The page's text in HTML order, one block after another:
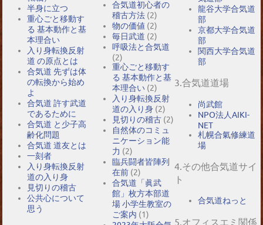
半身に立つ
重心ごと移動す
る 基本動作と基
本理合い
入り身転換反射
道 の原点とは
合気道 先ずは体
の転換から始め
よ
合気道 許す武道
であるために
合気道 と少子高
齢化問題
合気道 道友とは
一刻者
入り身転換反射
道の入り身
見切りの稽古
公共心について
思う
合気道初心者の
稽古方法 (2)
物の価値 (2)
毎日武道 (2)
呼吸法と合気道
(2)
重心ごと移動す
る 基本動作と基
本理合い (2)
入り身転換反射
道の入り身 (2)
見切りの稽古 (2)
自然体のコミュ
ニケーション能
力 (2)
臨兵闘者皆陣列
在前 (2)
合気道「眞武
館」枚方本部道
場 小学生教室の
ご案内 (1)
龍谷大学合気道
部
京都大学合気道
部
関西大学合気道
部
3.合気道道場
尚武館
NPO法人AIKI-
NET
札幌合氣修練道
場
4.その他合気道サイ
ト
合気道ねっと
5.オフィスエミ関係